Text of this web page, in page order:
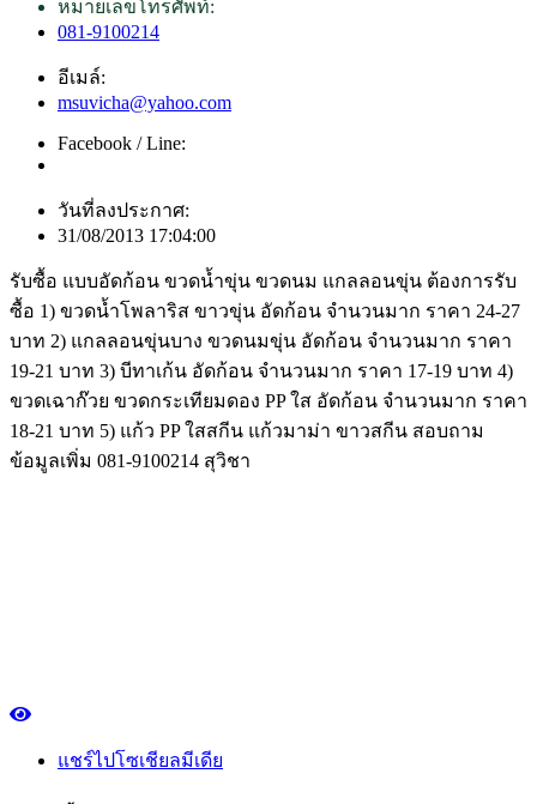
หมายเลขโทรศัพท์:
081-9100214
อีเมล์:
msuvicha@yahoo.com
Facebook / Line:
วันที่ลงประกาศ:
31/08/2013 17:04:00
รับซื้อ แบบอัดก้อน ขวดน้ำขุ่น ขวดนม แกลลอนขุ่น ต้องการรับ
ซื้อ 1) ขวดน้ำโพลาริส ขาวขุ่น อัดก้อน จำนวนมาก ราคา 24-27
บาท 2) แกลลอนขุ่นบาง ขวดนมขุ่น อัดก้อน จำนวนมาก ราคา
19-21 บาท 3) บีทาเก้น อัดก้อน จำนวนมาก ราคา 17-19 บาท 4)
ขวดเฉาก๊วย ขวดกระเทียมดอง PP ใส อัดก้อน จำนวนมาก ราคา
18-21 บาท 5) แก้ว PP ใสสกีน แก้วมาม่า ขาวสกีน สอบถาม
ข้อมูลเพิ่ม 081-9100214 สุวิชา
แชร์ไปโซเชียลมีเดีย